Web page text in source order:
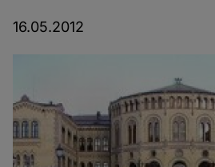
16.05.2012